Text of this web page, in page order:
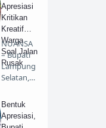
Apresiasi
Kritikan
Kreatif
Warga
Soal Jalan
Rusak
NUANSA
– Bupati
Lampung
Selatan,
Egi Pra…
Bentuk
Apresiasi,